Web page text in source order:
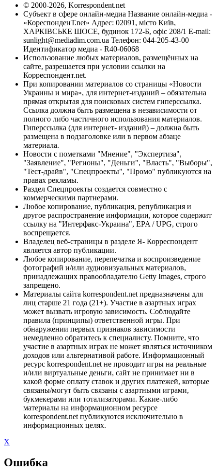
© 2000-2026, Korrespondent.net
Субъект в сфере онлайн-медиа Название онлайн-медиа -
«КореспонденТ.net» Адрес: 02091, місто Київ,
ХАРКІВСЬКЕ ШОСЕ, будинок 172-Б, офіс 208/1 E-mail:
sunlight@mediadim.com.ua Телефон: 044-205-43-00
Идентификатор медиа - R40-06068
Использование любых материалов, размещённых на
сайте, разрешается при условии ссылки на
Корреспондент.net.
При копировании материалов со страницы «Новости
Украины и мира», для интернет-изданий – обязательна
прямая открытая для поисковых систем гиперссылка.
Ссылка должна быть размещена в независимости от
полного либо частичного использования материалов.
Гиперссылка (для интернет- изданий) – должна быть
размещена в подзаголовке или в первом абзаце
материала.
Новости с пометками "Мнение", "Экспертиза",
"Заявление", "Регионы", "Деньги", "Власть", "Выборы",
"Тест-драйв", "Спецпроекты", "Промо" публикуются на
правах рекламы.
Раздел Спецпроекты создается совместно с
коммерческими партнерами.
Любое копирование, публикация, републикация и
другое распространение информации, которое содержит
ссылку на "Интерфакс-Украина", EPA / UPG, строго
воспрещается.
Владелец веб-страницы в разделе Я- Корреспондент
является автор публикации.
Любое копирование, перепечатка и воспроизведение
фотографий и/или аудиовизуальных материалов,
принадлежащих правообладателю Getty Images, строго
запрещено.
Материалы сайта korrespondent.net предназначены для
лиц старше 21 года (21+). Участие в азартных играх
может вызвать игровую зависимость. Соблюдайте
правила (принципы) ответственной игры. При
обнаружении первых признаков зависимости
немедленно обратитесь к специалисту. Помните, что
участие в азартных играх не может являться источником
доходов или альтернативой работе. Информационный
ресурс korrespondent.net не проводит игры на реальные
и/или виртуальные деньги, сайт не принимает ни в
какой форме оплату ставок и других платежей, которые
связаны/могут быть связаны с азартными играми,
букмекерами или тотализаторами. Какие-либо
материалы на информационном ресурсе
korrespondent.net публикуются исключительно в
информационных целях.
X
Ошибка